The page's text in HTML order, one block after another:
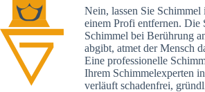
Nein, lassen Sie
einem Profi entfernen. Die
Schimmel bei Berührung
abgibt, atmet der Mensch
Eine professionelle
Ihrem Schimmelexperten
verläuft schadenfrei,